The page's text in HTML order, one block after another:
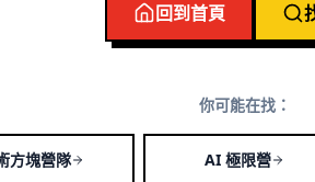
回到首頁
你可能在找：
方塊營隊 AI 極限營